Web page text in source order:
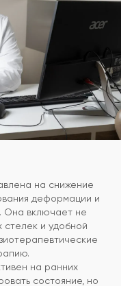
на снижение
деформации и
Она включает не
стелек и удобной
на ранних
состояние, но